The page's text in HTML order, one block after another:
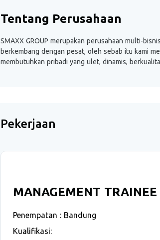
Tentang Perusahaan
SMAXX GROUP merupakan perusahaan multi-
berkembang dengan pesat, oleh sebab itu kami
membutuhkan pribadi yang ulet, dinamis,
Pekerjaan
MANAGEMENT
Penempatan : Bandung
Kualifikasi: